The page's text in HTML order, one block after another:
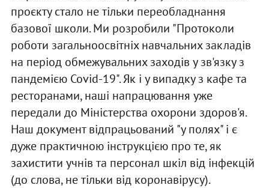
проєкту стало не тільки переобладнання
базової школи. Ми розробили "Протоколи
роботи загальноосвітніх навчальних закладів
на період обмежувальних заходів у зв'язку з
пандемією Covid-19". Як і у випадку з кафе та
ресторанами, наші напрацювання уже
передали до Міністерства охорони здоров'я.
Наш документ відпрацьований "у полях" і є
дуже практичною інструкцією про те, як
захистити учнів та персонал шкіл від інфекцій
(до слова, не тільки від коронавірусу).